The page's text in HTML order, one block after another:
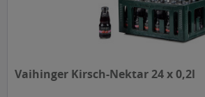
Vaihinger Kirsch-Nektar 24 x 0,2l